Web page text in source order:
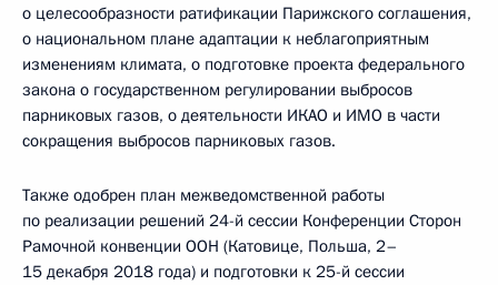
о целесообразности ратификации Парижского соглашения,
о национальном плане адаптации к неблагоприятным
изменениям климата, о подготовке проекта федерального
закона о государственном регулировании выбросов
парниковых газов, о деятельности ИКАО и ИМО в части
сокращения выбросов парниковых газов.
Также одобрен план межведомственной работы
по реализации решений 24-й сессии Конференции Сторон
Рамочной конвенции ООН (Катовице, Польша, 2–
15 декабря 2018 года) и подготовки к 25-й сессии